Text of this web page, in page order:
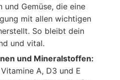
und Gemüse, die eine
mit allen wichtigen
So bleibt dein
und vital.
und Mineralstoffen:
A, D3 und E